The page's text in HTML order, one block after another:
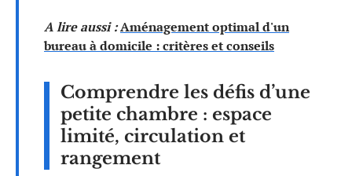
A lire aussi :Aménagement optimal d'un
bureau à domicile : critères et conseils
Comprendre les défis d’une
petite chambre : espace
limité, circulation et
rangement